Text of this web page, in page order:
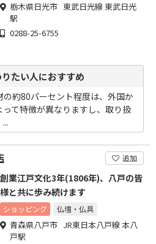
栃木県日光市 東武日光線 東武日光
駅
0288-25-6755
たい人におすすめ
約80パーセント程度は、外国か
て特徴が異なりますし、取り扱
追加
創業江戸文化3年(1806年)、八戸の皆
様と共に歩み続けます
ショッピング 仏壇・仏具
青森県八戸市 JR東日本八戸線 本八
戸駅